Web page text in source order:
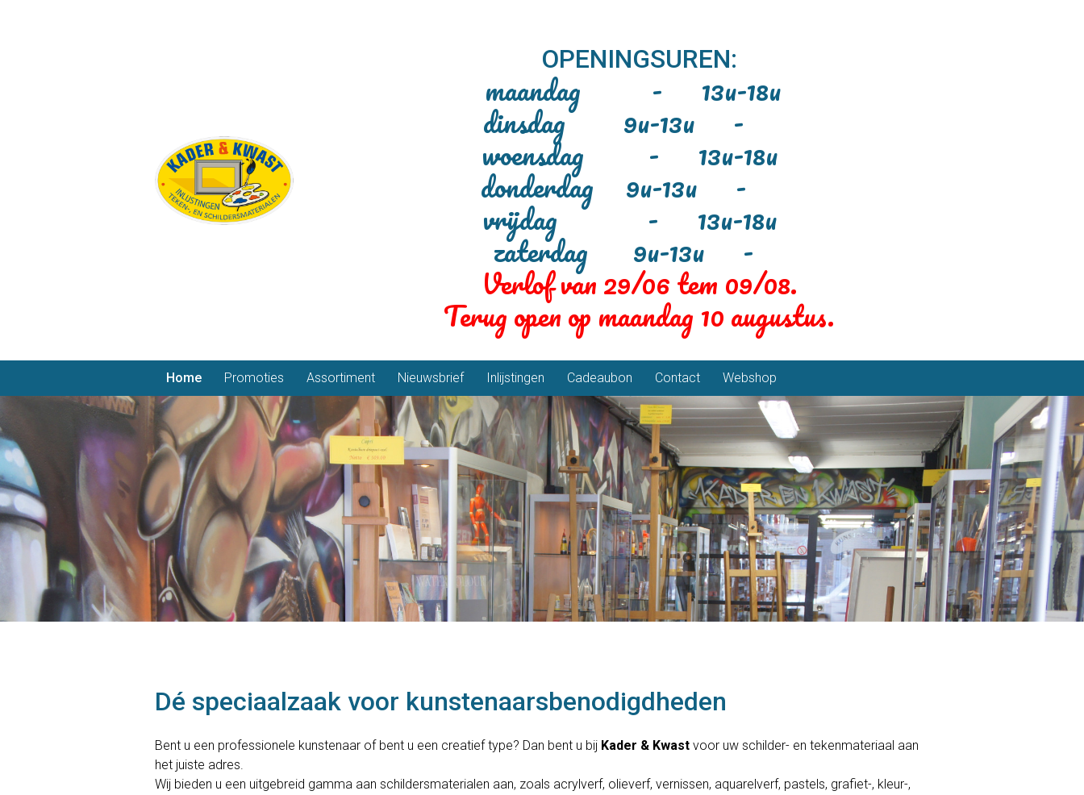
OPENINGSUREN:
maandag - 13u-18u
dinsdag 9u-13u -
woensdag - 13u-18u
donderdag 9u-13u -
vrijdag - 13u-18u
zaterdag 9u-13u -
Verlof van 29/06 tem 09/08.
Terug open op maandag 10 augustus.
Home Promoties Assortiment Nieuwsbrief Inlijstingen Cadeaubon Contact
Webshop
Dé speciaalzaak voor kunstenaarsbenodigdheden
Bent u een professionele kunstenaar of bent u een creatief type? Dan bent u bij Kader & Kwast voor uw schilder- en tekenmateriaal aan
het juiste adres.
Wij bieden u een uitgebreid gamma aan schildersmaterialen aan, zoals acrylverf, olieverf, vernissen, aquarelverf, pastels, grafiet-, kleur-,